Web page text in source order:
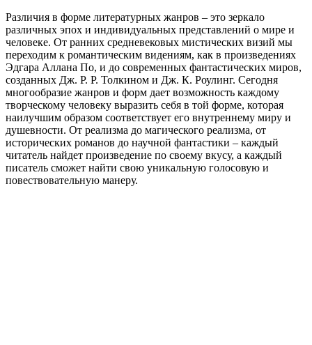
Различия в форме литературных жанров – это зеркало
различных эпох и индивидуальных представлений о мире и
человеке. От ранних средневековых мистических визий мы
переходим к романтическим видениям, как в произведениях
Эдгара Аллана По, и до современных фантастических миров,
созданных Дж. Р. Р. Толкином и Дж. К. Роулинг. Сегодня
многообразие жанров и форм дает возможность каждому
творческому человеку выразить себя в той форме, которая
наилучшим образом соответствует его внутреннему миру и
душевности. От реализма до магического реализма, от
исторических романов до научной фантастики – каждый
читатель найдет произведение по своему вкусу, а каждый
писатель сможет найти свою уникальную голосовую и
повествовательную манеру.